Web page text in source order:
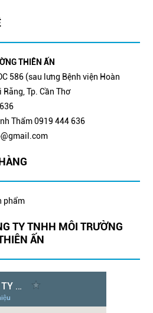
THIÊN ẤN
586 (sau lưng Bệnh viện Hoàn
Răng, Tp. Cần Thơ
Thẩm 0919 444 636
phẩm
TY TNHH MÔI TRƯỜNG
ẤN